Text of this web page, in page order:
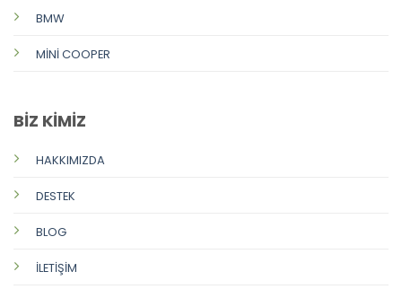
BMW
MİNİ COOPER
BİZ KİMİZ
HAKKIMIZDA
DESTEK
BLOG
İLETİŞİM